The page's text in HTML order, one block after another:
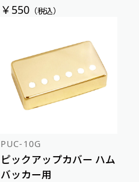
￥550 （税込）
PUC-10G
ピックアップカバー ハム
バッカー用